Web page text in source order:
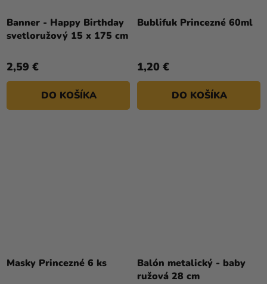
Banner - Happy Birthday
svetloružový 15 x 175 cm
2,59 €
DO KOŠÍKA
Bublifuk Princezné 60ml
1,20 €
DO KOŠÍKA
Masky Princezné 6 ks
Balón metalický - baby
ružová 28 cm